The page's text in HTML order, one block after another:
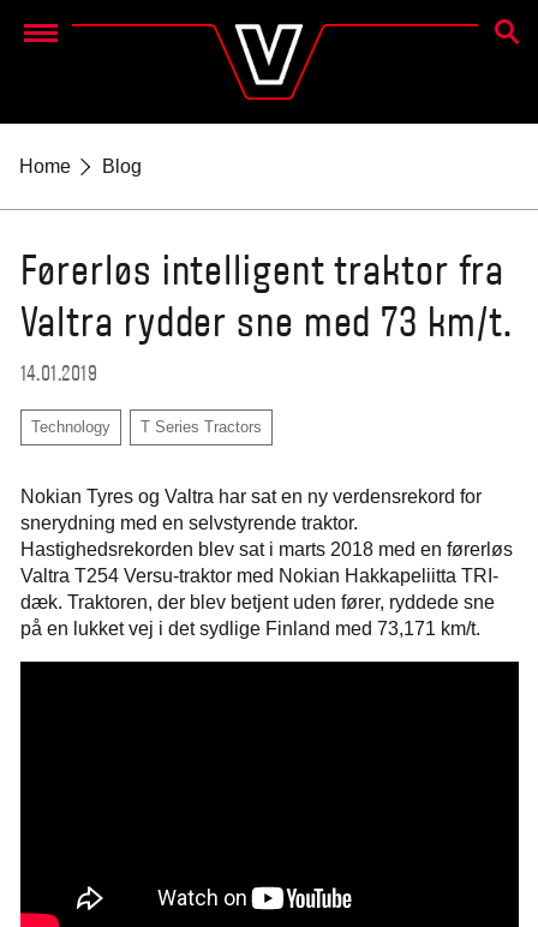
Menu
SØG
Home Blog
Førerløs intelligent traktor fra
Valtra rydder sne med 73 km/t.
14.01.2019
Technology T Series Tractors
Nokian Tyres og Valtra har sat en ny verdensrekord for
snerydning med en selvstyrende traktor.
Hastighedsrekorden blev sat i marts 2018 med en førerløs
Valtra T254 Versu-traktor med Nokian Hakkapeliitta TRI-
dæk. Traktoren, der blev betjent uden fører, ryddede sne
på en lukket vej i det sydlige Finland med 73,171 km/t.